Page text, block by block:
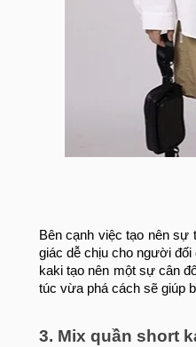
Bên cạnh việc tạo nên
giác dễ chịu cho người
kaki tạo nên một sự cân
túc vừa phá cách sẽ giúp
3. Mix quần short